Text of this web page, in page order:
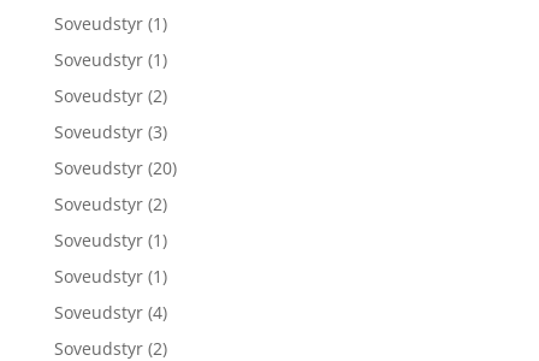
Soveudstyr (1)
Soveudstyr (1)
Soveudstyr (2)
Soveudstyr (3)
Soveudstyr (20)
Soveudstyr (2)
Soveudstyr (1)
Soveudstyr (1)
Soveudstyr (4)
Soveudstyr (2)